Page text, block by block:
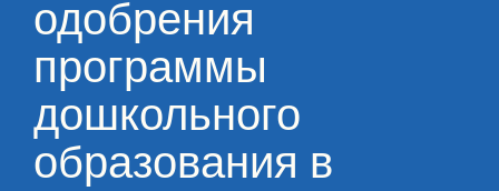
одобрения
программы
дошкольного
образования в